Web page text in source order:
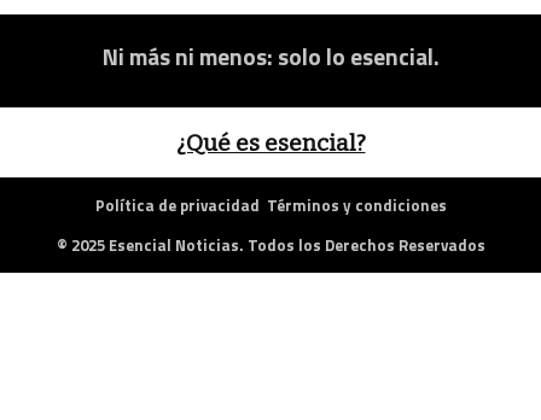
Ni más ni menos: solo lo esencial.
¿Qué es esencial?
Política de privacidad Términos y condiciones
© 2025 Esencial Noticias. Todos los Derechos Reservados